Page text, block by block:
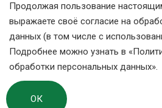
Политика конфиденциальности
© ООО «СК Екатеринбург», 2018 - 2026
Страница изменена 08.11.2024 19:59
Продолжая пользование
выражаете своё согласие на
данных (в том числе с
Подробнее можно узнать в
обработки персональных данных».
ОК